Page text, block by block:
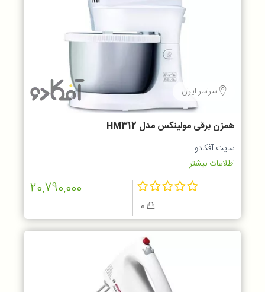
سراسر ایران
همزن برقی مولینکس مدل HM312
سایت آفکادو
اطلاعات بیشتر...
20,790,000